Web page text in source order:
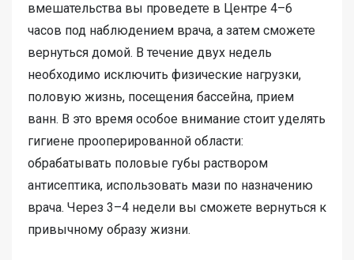
вмешательства вы проведете в Центре 4–6
часов под наблюдением врача, а затем сможете
вернуться домой. В течение двух недель
необходимо исключить физические нагрузки,
половую жизнь, посещения бассейна, прием
ванн. В это время особое внимание стоит уделять
гигиене прооперированной области:
обрабатывать половые губы раствором
антисептика, использовать мази по назначению
врача. Через 3–4 недели вы сможете вернуться к
привычному образу жизни.